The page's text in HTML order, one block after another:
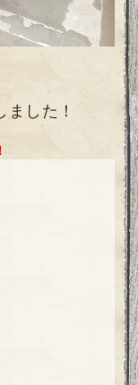
した！